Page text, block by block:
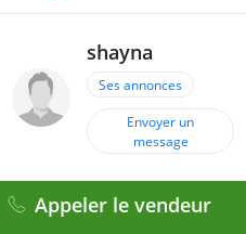
shayna
Ses annonces
Envoyer un
message
Appeler le vendeur